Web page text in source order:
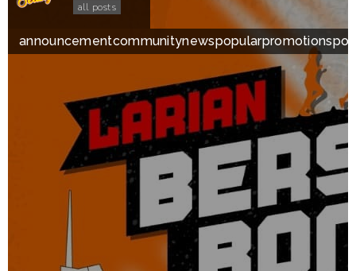
all posts
announcementcommunitynewspopularpromotion